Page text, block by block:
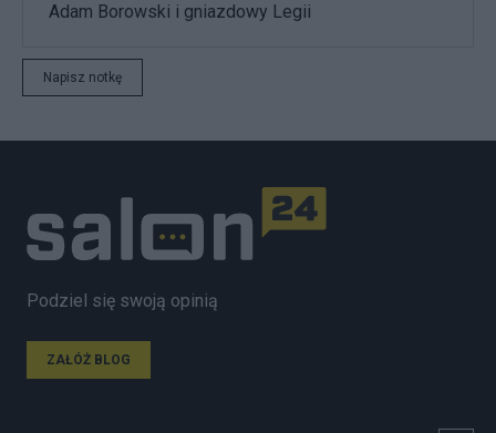
Adam Borowski i gniazdowy Legii
Napisz notkę
Podziel się swoją opinią
ZAŁÓŻ BLOG